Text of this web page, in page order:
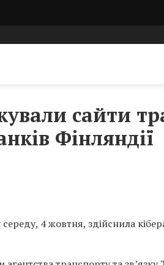
сайти
Фінляндії
4 жовтня, здійснила